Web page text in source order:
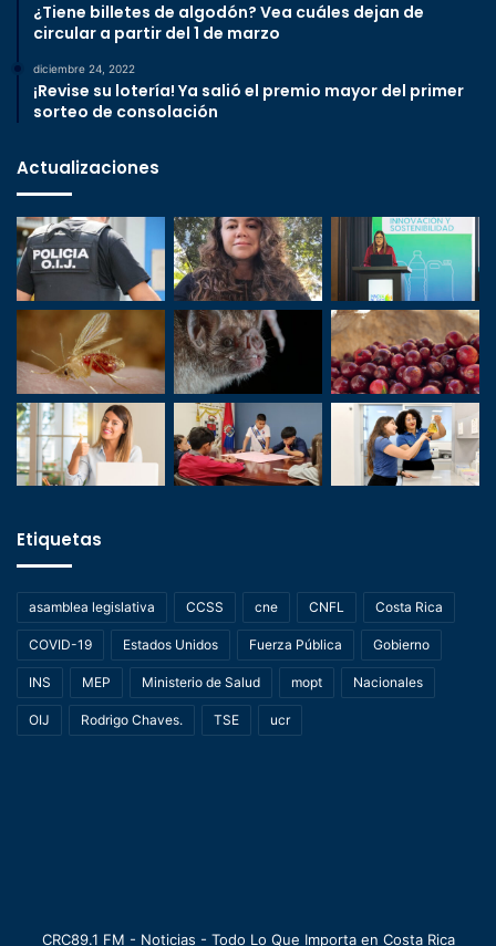
¿Tiene billetes de algodón? Vea cuáles dejan de
circular a partir del 1 de marzo
diciembre 24, 2022
¡Revise su lotería! Ya salió el premio mayor del primer
sorteo de consolación
Actualizaciones
Etiquetas
asamblea legislativa CCSS cne CNFL Costa Rica
COVID-19 Estados Unidos Fuerza Pública Gobierno
INS MEP Ministerio de Salud mopt Nacionales
OIJ Rodrigo Chaves. TSE ucr
CRC89.1 FM - Noticias - Todo Lo Que Importa en Costa Rica